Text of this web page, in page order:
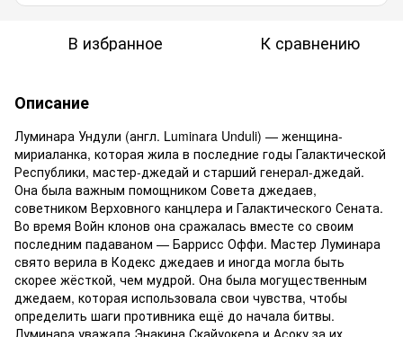
В избранное К сравнению
Описание
Луминара Ундули (англ. Luminara Unduli) — женщина-
мириаланка, которая жила в последние годы Галактической
Республики, мастер-джедай и старший генерал-джедай.
Она была важным помощником Совета джедаев,
советником Верховного канцлера и Галактического Сената.
Во время Войн клонов она сражалась вместе со своим
последним падаваном — Баррисс Оффи. Мастер Луминара
свято верила в Кодекс джедаев и иногда могла быть
скорее жёсткой, чем мудрой. Она была могущественным
джедаем, которая использовала свои чувства, чтобы
определить шаги противника ещё до начала битвы.
Луминара уважала Энакина Скайуокера и Асоку за их